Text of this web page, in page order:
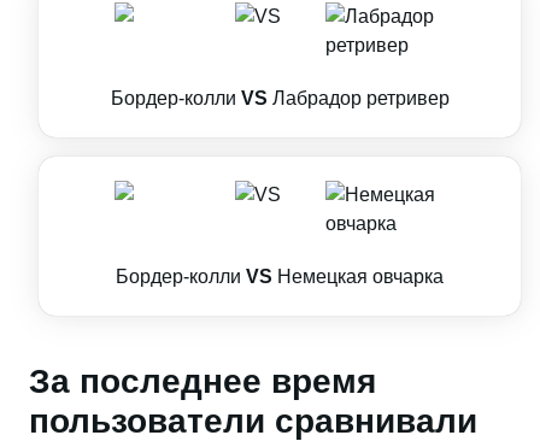
Бордер-колли VS Лабрадор ретривер
Бордер-колли VS Немецкая овчарка
За последнее время
пользователи сравнивали